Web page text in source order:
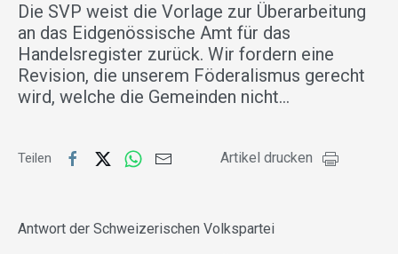
Die SVP weist die Vorlage zur Überarbeitung
an das Eidgenössische Amt für das
Handelsregister zurück. Wir fordern eine
Revision, die unserem Föderalismus gerecht
wird, welche die Gemeinden nicht…
Teilen Artikel drucken
Antwort der Schweizerischen Volkspartei